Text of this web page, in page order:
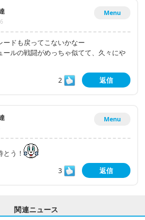
Menu
ードも戻ってこないかなー
ールの戦闘がめっちゃ似てて、久々にや
2
返信
Menu
う！
3
返信
関連ニュース